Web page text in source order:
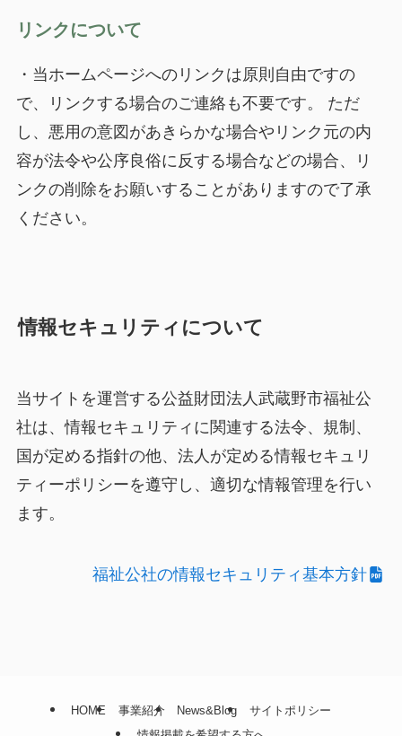
リンクについて
・当ホームページへのリンクは原則自由ですの
で、リンクする場合のご連絡も不要です。 ただ
し、悪用の意図があきらかな場合やリンク元の内
容が法令や公序良俗に反する場合などの場合、リ
ンクの削除をお願いすることがありますので了承
ください。
情報セキュリティについて
当サイトを運営する公益財団法人武蔵野市福祉公
社は、情報セキュリティに関連する法令、規制、
国が定める指針の他、法人が定める情報セキュリ
ティーポリシーを遵守し、適切な情報管理を行い
ます。
福祉公社の情報セキュリティ基本方針
HOME 事業紹介 News&Blog
サイトポリシー